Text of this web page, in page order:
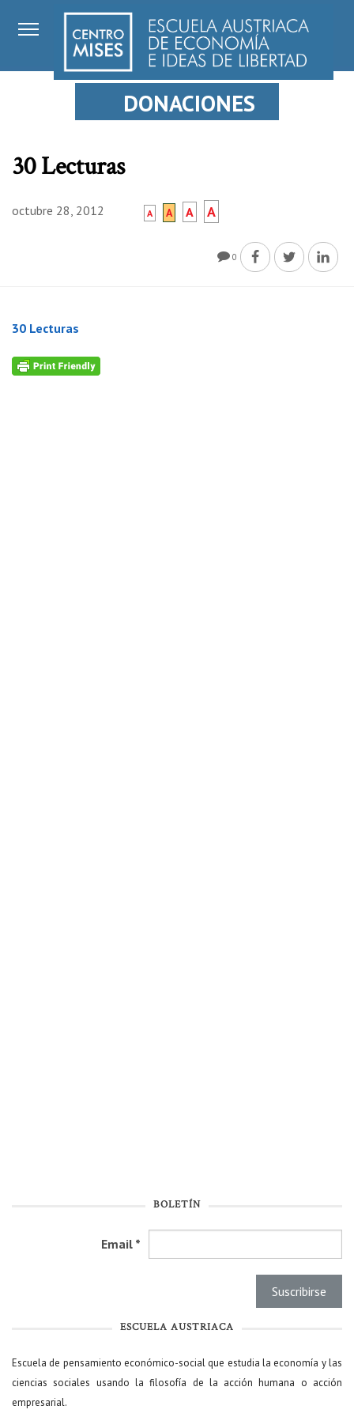
DONACIONES
30 Lecturas
octubre 28, 2012 A A A A
0
30 Lecturas
BOLETÍN
Email *
ESCUELA AUSTRIACA
Escuela de pensamiento económico-social que estudia la economía y las
ciencias sociales usando la filosofía de la acción humana o acción
empresarial.